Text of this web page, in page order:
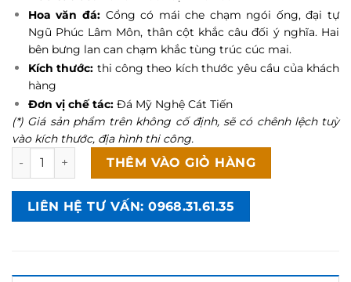
Hoa văn đá:Cổng có mái che chạm ngói ống, đại tự
Ngũ Phúc Lâm Môn, thân cột khắc câu đối ý nghĩa. Hai
bên bưng lan can chạm khắc tùng trúc cúc mai.
Kích thước: thi công theo kích thước yêu cầu của khách
hàng
Đơn vị chế tác:Đá Mỹ Nghệ Cát Tiến
(*) Giá sản phẩm trên không cố định, sẽ có chênh lệch tuỳ
vào kích thước, địa hình thi công.
Mẫu cổng lăng mộ có mái che chạm câu đối - MC21 số
THÊM VÀO GIỎ HÀNG
LIÊN HỆ TƯ VẤN: 0968.31.61.35